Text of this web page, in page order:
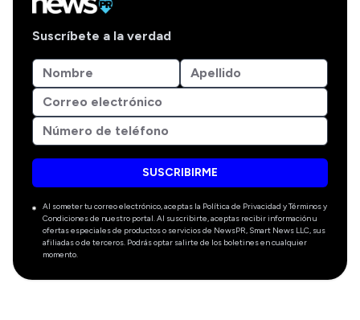
Suscríbete a la verdad
SUSCRIBIRME
Al someter tu correo electrónico, aceptas la Política de Privacidad y Términos y
Condiciones de nuestro portal. Al suscribirte, aceptas recibir información u
ofertas especiales de productos o servicios de NewsPR, Smart News LLC, sus
afiliadas o de terceros. Podrás optar salirte de los boletines en cualquier
momento.